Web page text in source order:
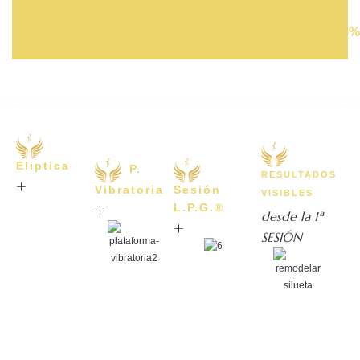
95%
Eliptica
+
P.
Vibratoria
+
Sesión
L.P.G.®
+
RESULTADOS
VISIBLES
desde la 1ª
SESIÓN